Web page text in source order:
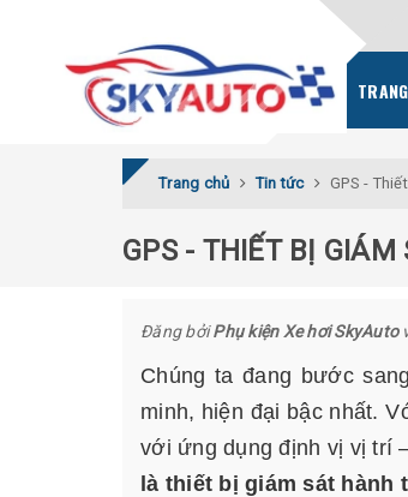
Trang chủ Tin tức GPS -
GPS - THIẾT BỊ
Đăng bởiPhụ kiện Xe hơi SkyAuto
Chúng ta đang bước
minh, hiện đại bậc nhất.
với ứng dụng định vị vị trí
là thiết bị giám sát hành